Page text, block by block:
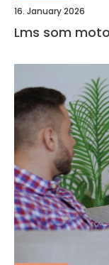
16. January 2026
Lms som